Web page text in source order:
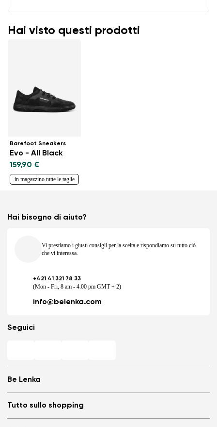
Hai visto questi prodotti
Barefoot Sneakers
Evo - All Black
159,90 €
in magazzino tutte le taglie
Be Lenka
Store Locator
Chi siamo
Tutto sullo shopping
Hai bisogno di aiuto?
Vi prestiamo i giusti consigli per la scelta e rispondiamo su tutto ció
che vi interessa.
+421 41 321 78 33
(Mon - Fri, 8 am - 4.00 pm GMT + 2)
info@belenka.com
Seguici